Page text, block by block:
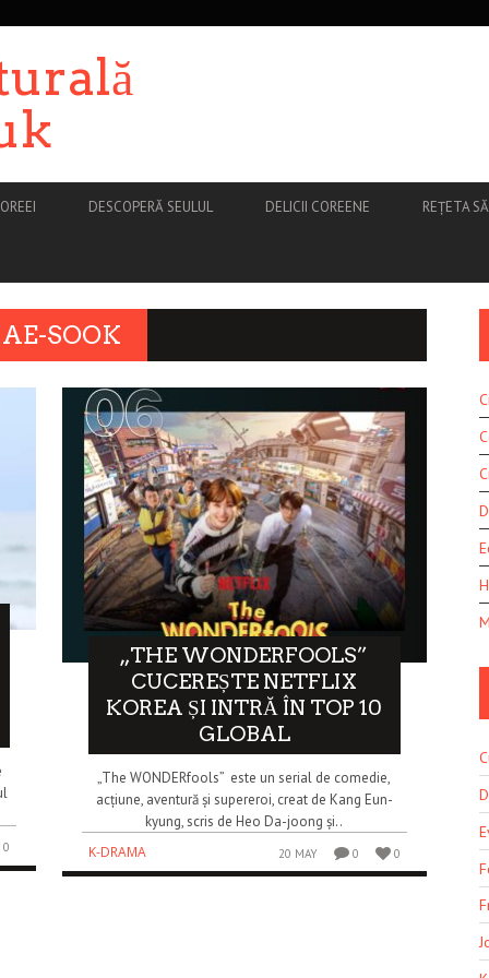
DESCOPERĂ SEULUL DELICII COREENE REȚETA
SOOK
0
„THE WONDERFOOLS”
CUCEREȘTE NETFLIX
KOREA ȘI INTRĂ ÎN TOP 10
GLOBAL
„The WONDERfools” este un serial de comedie,
acțiune, aventură și supereroi, creat de Kang Eun-
kyung, scris de Heo Da-joong și..
K-DRAMA
20 MAY 0 0